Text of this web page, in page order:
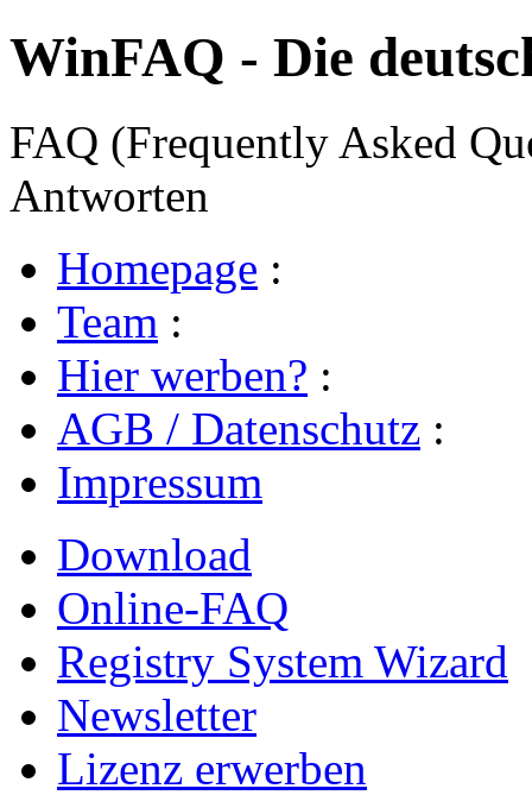
WinFAQ - Die
FAQ (Frequently Asked
Antworten
Homepage :
Team :
Hier werben? :
AGB / Datenschutz :
Impressum
Download
Online-FAQ
Registry System Wizard
Newsletter
Lizenz erwerben